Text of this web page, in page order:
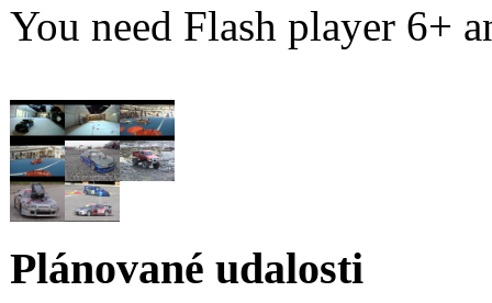
You need Flash player 6+
Plánované udalosti